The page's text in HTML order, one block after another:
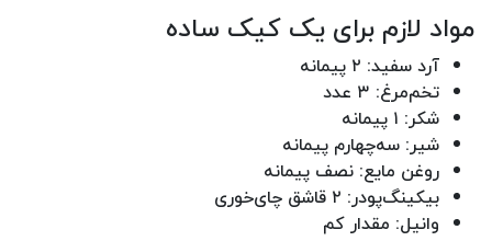
مواد لازم برای یک کیک ساده
آرد سفید: ۲ پیمانه
تخم‌مرغ: ۳ عدد
شکر: ۱ پیمانه
شیر: سه‌چهارم پیمانه
روغن مایع: نصف پیمانه
بیکینگ‌پودر: ۲ قاشق چای‌خوری
وانیل: مقدار کم